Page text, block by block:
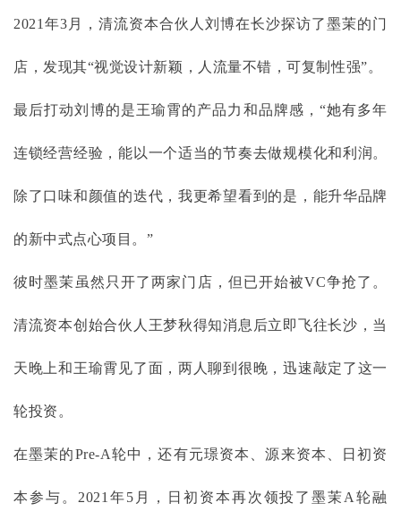
2021年3月，清流资本合伙人刘博在长沙探访了墨茉的门
店，发现其“视觉设计新颖，人流量不错，可复制性强”。
最后打动刘博的是王瑜霄的产品力和品牌感，“她有多年
连锁经营经验，能以一个适当的节奏去做规模化和利润。
除了口味和颜值的迭代，我更希望看到的是，能升华品牌
的新中式点心项目。”
彼时墨茉虽然只开了两家门店，但已开始被VC争抢了。
清流资本创始合伙人王梦秋得知消息后立即飞往长沙，当
天晚上和王瑜霄见了面，两人聊到很晚，迅速敲定了这一
轮投资。
在墨茉的Pre-A轮中，还有元璟资本、源来资本、日初资
本参与。2021年5月，日初资本再次领投了墨茉A轮融